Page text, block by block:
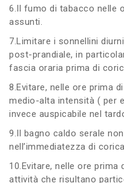
6.Il fumo di tabacco nelle
assunti.
7.Limitare i sonnellini
post-prandiale, in
fascia oraria prima di
8.Evitare, nelle ore prima
medio-alta intensità ( per
invece auspicabile nel
9.Il bagno caldo serale
nell’immediatezza di
10.Evitare, nelle ore
attività che risultano